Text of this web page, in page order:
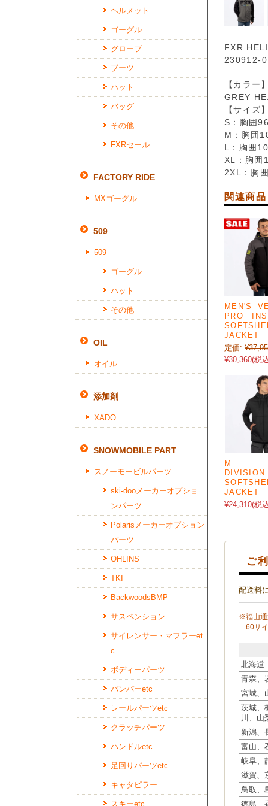
FXR
230912-
【カラー
GREY
【サイズ
S：胸囲
M：胸囲
L：胸囲
XL：胸
2XL：胸
関連商品
MEN'S
PRO
JACKET
定価:
¥30,360(税
M
DIVISION
JACKET
¥24,310(税
ご
配送料
※福山通
60サイ
北海道
青森、
宮城、
茨城、
川、山
新潟、
富山、
岐阜、
滋賀、
鳥取、
徳島、
ヘルメット
ゴーグル
グローブ
ブーツ
ハット
バッグ
その他
FXRセール
FACTORY RIDE
MXゴーグル
509
509
ゴーグル
ハット
その他
OIL
オイル
添加剤
XADO
SNOWMOBILE PART
スノーモービルパーツ
ski-dooメーカーオプショ
ンパーツ
Polarisメーカーオプション
パーツ
OHLINS
TKI
BackwoodsBMP
サスペンション
サイレンサー・マフラーet
c
ボディーパーツ
バンパーetc
レールパーツetc
クラッチパーツ
ハンドルetc
足回りパーツetc
キャタピラー
スキーetc